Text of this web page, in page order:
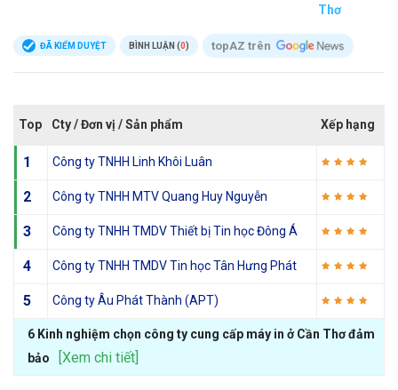
Thơ
ĐÃ KIỂM DUYỆT BÌNH LUẬN (0) topAZ trên
Top Cty / Đơn vị / Sản phẩm Xếp hạng
1 Công ty TNHH Linh Khôi Luân
2 Công ty TNHH MTV Quang Huy Nguyễn
3 Công ty TNHH TMDV Thiết bị Tin học Đông Á
4 Công ty TNHH TMDV Tin học Tân Hưng Phát
5 Công ty Âu Phát Thành (APT)
6 Kinh nghiệm chọn công ty cung cấp máy in ở Cần Thơ đảm
bảo
[Xem chi tiết]